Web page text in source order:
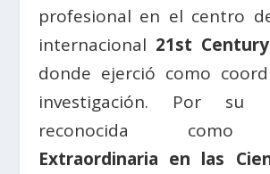
profesional en el centro
internacional 21st
donde ejerció como
investigación. Por su
reconocida
Extraordinaria en las